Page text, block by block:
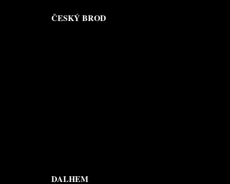
ČESKÝ BROD
DALHEM